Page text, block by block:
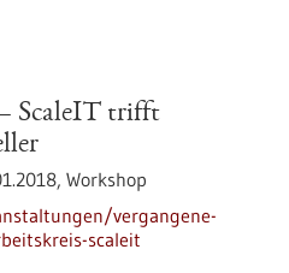
ScaleIT trifft
Workshop
vergangene-
scaleit